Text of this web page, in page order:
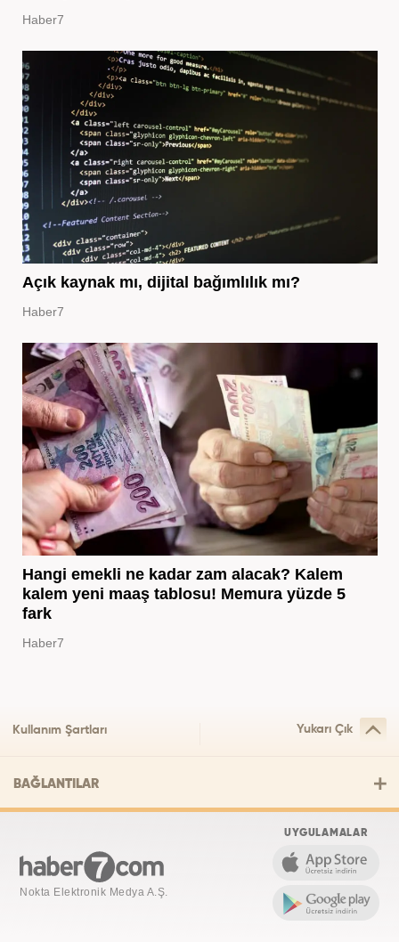
Haber7
Açık kaynak mı, dijital bağımlılık mı?
Haber7
Hangi emekli ne kadar zam alacak? Kalem
kalem yeni maaş tablosu! Memura yüzde 5
fark
Haber7
Kullanım Şartları Yukarı Çık
BAĞLANTILAR
Nokta Elektronik Medya A.Ş.
UYGULAMALAR